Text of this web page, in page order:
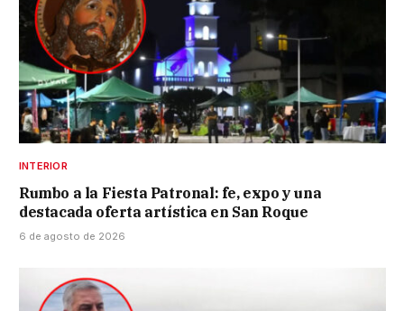
INTERIOR
Rumbo a la Fiesta Patronal: fe, expo y una
destacada oferta artística en San Roque
6 de agosto de 2026